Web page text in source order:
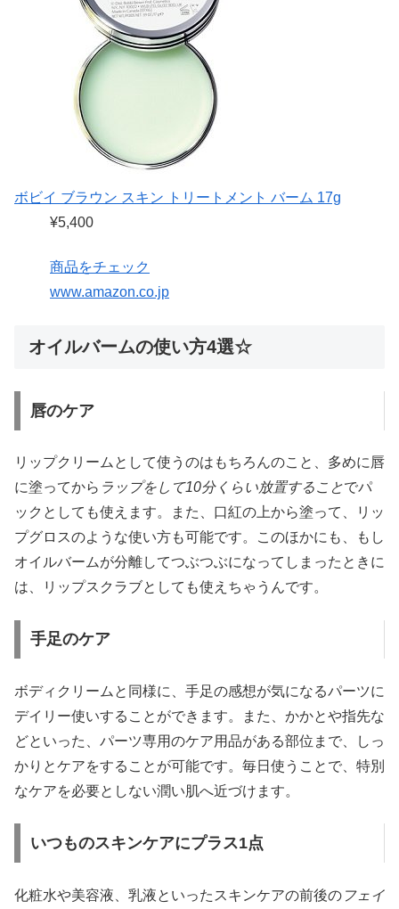
ボビイ ブラウン スキン トリートメント バーム 17g
¥5,400
商品をチェック
www.amazon.co.jp
オイルバームの使い方4選☆
唇のケア
リップクリームとして使うのはもちろんのこと、多めに唇
に塗ってから ラップをして10分くらい放置することでパ
ックとしても使えます。また、口紅の上から塗って、リッ
プグロスのような使い方も可能です。このほかにも、もし
オイルバームが分離してつぶつぶになってしまったときに
は、リップスクラブとしても使えちゃうんです。
手足のケア
ボディクリームと同様に、手足の感想が気になるパーツに
デイリー使いすることができます。また、かかとや指先な
どといった、パーツ専用のケア用品がある部位まで、しっ
かりとケアをすることが可能です。毎日使うことで、特別
なケアを必要としない潤い肌へ近づけます。
いつものスキンケアにプラス1点
化粧水や美容液、乳液といったスキンケアの前後の フェイ